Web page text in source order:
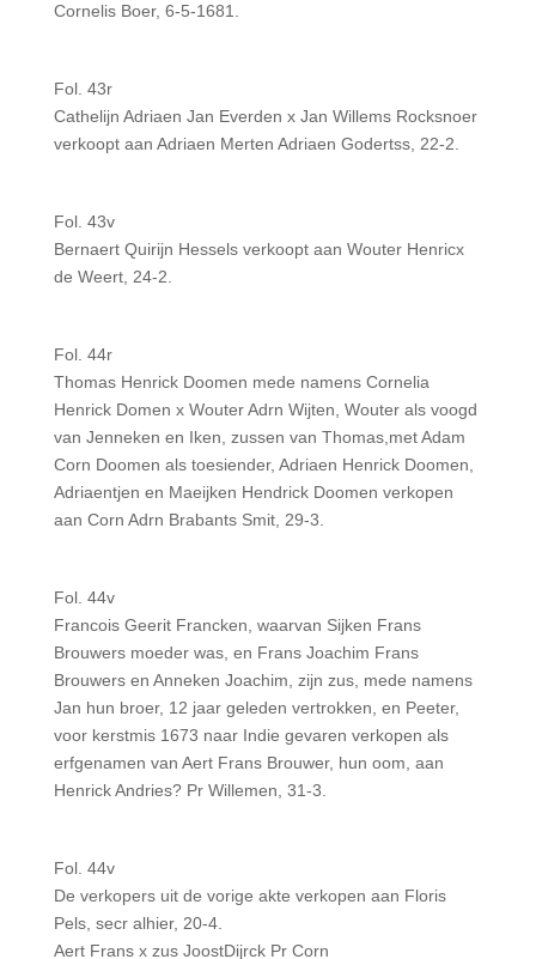
Cornelis Boer, 6-5-1681.
Fol. 43r
Cathelijn Adriaen Jan Everden x Jan Willems Rocksnoer
verkoopt aan Adriaen Merten Adriaen Godertss, 22-2.
Fol. 43v
Bernaert Quirijn Hessels verkoopt aan Wouter Henricx
de Weert, 24-2.
Fol. 44r
Thomas Henrick Doomen mede namens Cornelia
Henrick Domen x Wouter Adrn Wijten, Wouter als voogd
van Jenneken en Iken, zussen van Thomas,met Adam
Corn Doomen als toesiender, Adriaen Henrick Doomen,
Adriaentjen en Maeijken Hendrick Doomen verkopen
aan Corn Adrn Brabants Smit, 29-3.
Fol. 44v
Francois Geerit Francken, waarvan Sijken Frans
Brouwers moeder was, en Frans Joachim Frans
Brouwers en Anneken Joachim, zijn zus, mede namens
Jan hun broer, 12 jaar geleden vertrokken, en Peeter,
voor kerstmis 1673 naar Indie gevaren verkopen als
erfgenamen van Aert Frans Brouwer, hun oom, aan
Henrick Andries? Pr Willemen, 31-3.
Fol. 44v
De verkopers uit de vorige akte verkopen aan Floris
Pels, secr alhier, 20-4.
Aert Frans x zus JoostDijrck Pr Corn